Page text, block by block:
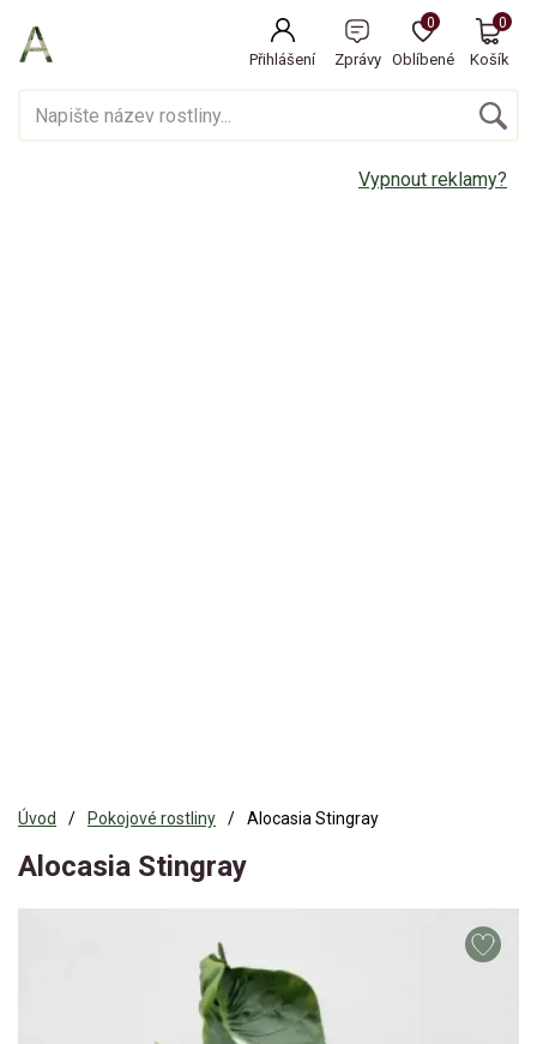
Přihlášení Zprávy Oblíbené
0
Košík
0
Vypnout reklamy?
Úvod Pokojové rostliny Alocasia Stingray
Alocasia Stingray